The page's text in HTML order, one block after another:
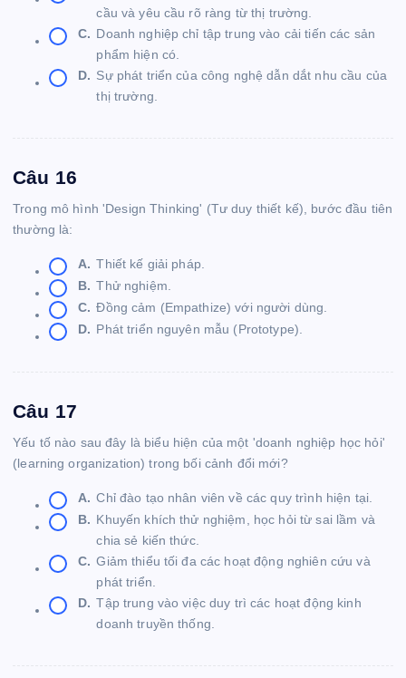
cầu và yêu cầu rõ ràng từ thị trường.
C. Doanh nghiệp chỉ tập trung vào cải tiến các sản
phẩm hiện có.
D. Sự phát triển của công nghệ dẫn dắt nhu cầu của
thị trường.
Câu 16
Trong mô hình 'Design Thinking' (Tư duy thiết kế), bước đầu tiên
thường là:
A. Thiết kế giải pháp.
B. Thử nghiệm.
C. Đồng cảm (Empathize) với người dùng.
D. Phát triển nguyên mẫu (Prototype).
Câu 17
Yếu tố nào sau đây là biểu hiện của một 'doanh nghiệp học hỏi'
(learning organization) trong bối cảnh đổi mới?
A. Chỉ đào tạo nhân viên về các quy trình hiện tại.
B. Khuyến khích thử nghiệm, học hỏi từ sai lầm và
chia sẻ kiến thức.
C. Giảm thiểu tối đa các hoạt động nghiên cứu và
phát triển.
D. Tập trung vào việc duy trì các hoạt động kinh
doanh truyền thống.